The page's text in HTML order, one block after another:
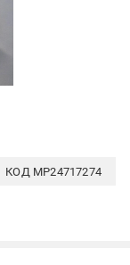
КОД MP24717274